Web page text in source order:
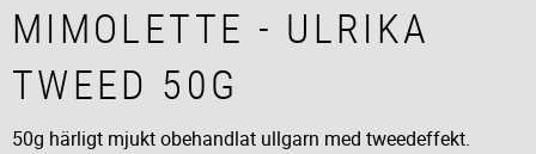
MIMOLETTE - ULRIKA
TWEED 50G
50g härligt mjukt obehandlat ullgarn med tweedeffekt.